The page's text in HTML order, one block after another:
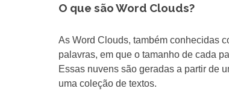
O que são Word Clouds?
As Word Clouds, também conhecidas
palavras, em que o tamanho de cada
Essas nuvens são geradas a partir de
uma coleção de textos.